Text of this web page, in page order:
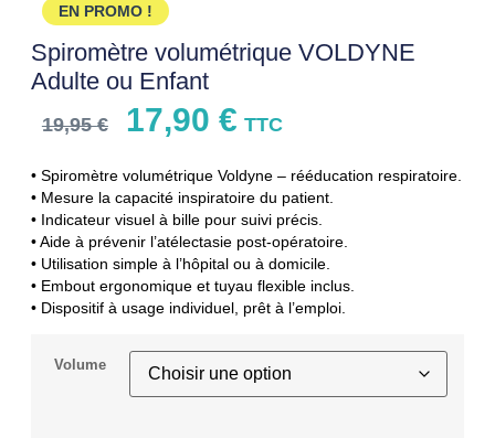
EN PROMO !
Spiromètre volumétrique VOLDYNE
Adulte ou Enfant
19,95€ 17,90 € TTC
• Spiromètre volumétrique Voldyne – rééducation respiratoire.
• Mesure la capacité inspiratoire du patient.
• Indicateur visuel à bille pour suivi précis.
• Aide à prévenir l’atélectasie post-opératoire.
• Utilisation simple à l’hôpital ou à domicile.
• Embout ergonomique et tuyau flexible inclus.
• Dispositif à usage individuel, prêt à l’emploi.
Volume